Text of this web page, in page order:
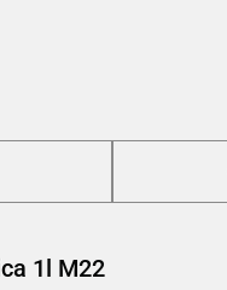
1l M22